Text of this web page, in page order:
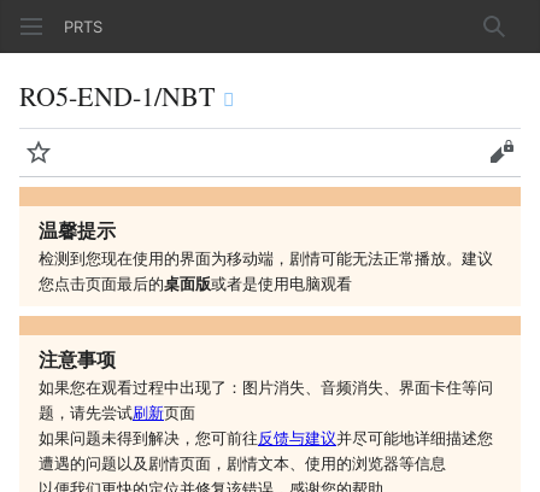
PRTS 搜索
RO5-END-1/NBT
监视 查看
温馨提示
检测到您现在使用的界面为移动端，剧情可能无法正常播放。建议
您点击页面最后的桌面版或者是使用电脑观看
注意事项
如果您在观看过程中出现了：图片消失、音频消失、界面卡住等问
题，请先尝试刷新页面
如果问题未得到解决，您可前往反馈与建议并尽可能地详细描述您
遭遇的问题以及剧情页面，剧情文本、使用的浏览器等信息